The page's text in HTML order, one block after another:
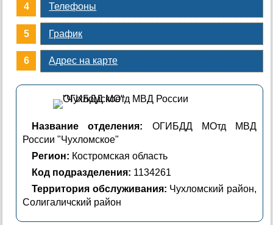
Телефоны
График
Адрес на карте
Название отделения: ОГИБДД МОтд МВД
России "Чухломское"
Регион: Костромская область
Код подразделения: 1134261
Территория обслуживания: Чухломский район,
Солигаличский район